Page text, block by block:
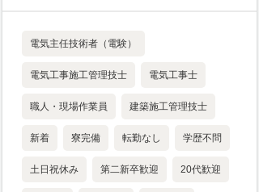
電気主任技術者（電験）
電気工事施工管理技士 電気工事士
職人・現場作業員 建築施工管理技士
新着 寮完備 転勤なし 学歴不問
土日祝休み 第二新卒歓迎 20代歓迎